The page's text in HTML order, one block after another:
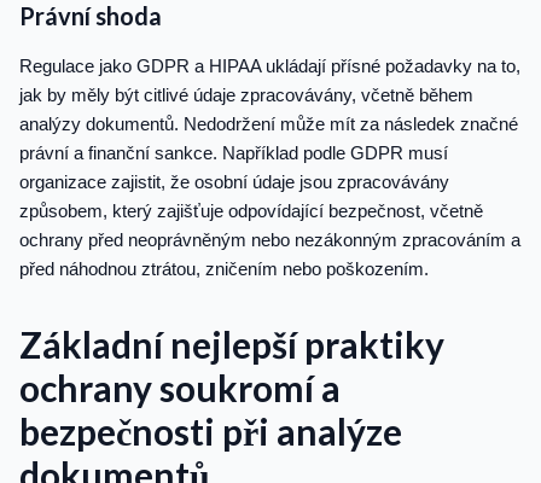
Právní shoda
Regulace jako GDPR a HIPAA ukládají přísné požadavky na to,
jak by měly být citlivé údaje zpracovávány, včetně během
analýzy dokumentů. Nedodržení může mít za následek značné
právní a finanční sankce. Například podle GDPR musí
organizace zajistit, že osobní údaje jsou zpracovávány
způsobem, který zajišťuje odpovídající bezpečnost, včetně
ochrany před neoprávněným nebo nezákonným zpracováním a
před náhodnou ztrátou, zničením nebo poškozením.
Základní nejlepší praktiky
ochrany soukromí a
bezpečnosti při analýze